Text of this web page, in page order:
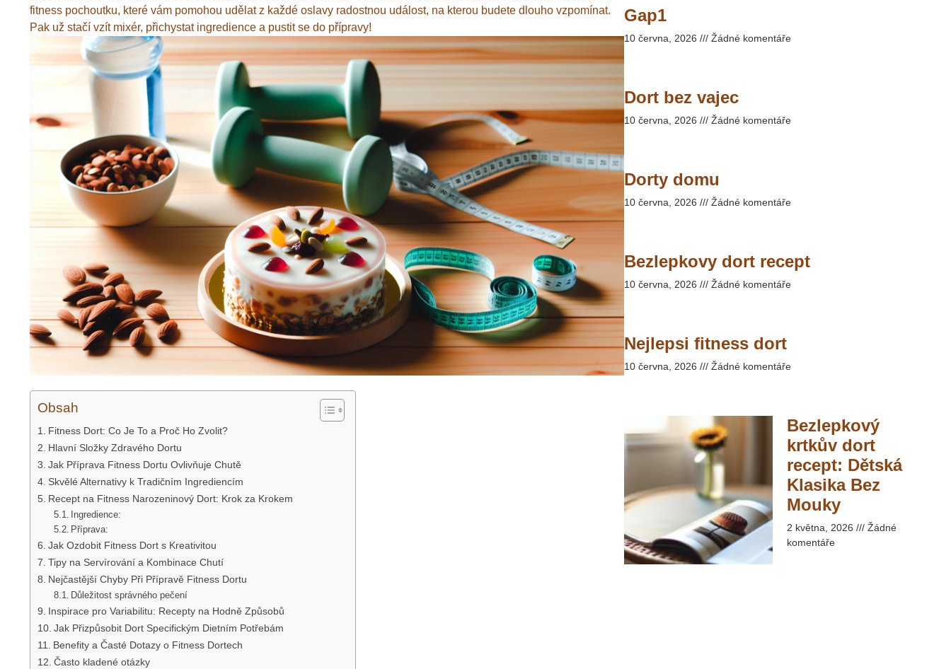
fitness pochoutku, které vám pomohou udělat z každé oslavy radostnou událost, na kterou budete dlouho vzpomínat.
Pak už stačí vzít mixér, přichystat ingredience a pustit se do přípravy!
Obsah
Fitness Dort: Co Je To a Proč Ho Zvolit?
Hlavní Složky Zdravého Dortu
Jak Příprava Fitness Dortu Ovlivňuje Chutě
Skvělé Alternativy k Tradičním Ingrediencím
Recept na Fitness Narozeninový Dort: Krok za Krokem
Ingredience:
Příprava:
Jak Ozdobit Fitness Dort s Kreativitou
Tipy na Servírování a Kombinace Chutí
Nejčastější Chyby Při Přípravě Fitness Dortu
Důležitost správného pečení
Inspirace pro Variabilitu: Recepty na Hodně Způsobů
Jak Přizpůsobit Dort Specifickým Dietním Potřebám
Benefity a Časté Dotazy o Fitness Dortech
Často kladené otázky
Gap1
10 června, 2026 Žádné komentáře
Dort bez vajec
10 června, 2026 Žádné komentáře
Dorty domu
10 června, 2026 Žádné komentáře
Bezlepkovy dort recept
10 června, 2026 Žádné komentáře
Nejlepsi fitness dort
10 června, 2026 Žádné komentáře
Bezlepkový
krtkův dort
recept: Dětská
Klasika Bez
Mouky​
2 května, 2026
Žádné
komentáře